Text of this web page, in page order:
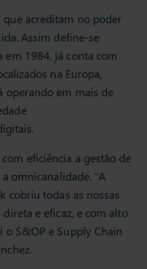
acreditam no poder
Assim define-se
em 1984, já conta com
na Europa,
operando em mais de
eficiência a gestão de
omnicanalidade. “A
cobriu todas as nossas
e eficaz, e com alto
o S&OP e Supply Chain